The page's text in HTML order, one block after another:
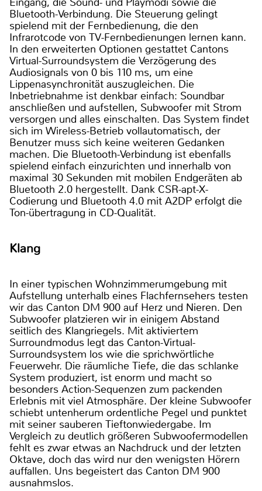
Bluetooth-Verbindung. Die Steuerung gelingt
spielend mit der Fernbedienung, die den
Infrarotcode von TV-Fernbedienungen lernen kann.
In den erweiterten Optionen gestattet Cantons
Virtual-Surroundsystem die Verzögerung des
Audiosignals von 0 bis 110 ms, um eine
Lippenasynchronität auszugleichen. Die
Inbetriebnahme ist denkbar einfach: Soundbar
anschließen und aufstellen, Subwoofer mit Strom
versorgen und alles einschalten. Das System findet
sich im Wireless-Betrieb vollautomatisch, der
Benutzer muss sich keine weiteren Gedanken
machen. Die Bluetooth-Verbindung ist ebenfalls
spielend einfach einzurichten und innerhalb von
maximal 30 Sekunden mit mobilen Endgeräten ab
Bluetooth 2.0 hergestellt. Dank CSR-apt-X-
Codierung und Bluetooth 4.0 mit A2DP erfolgt die
Ton-übertragung in CD-Qualität.
Klang
In einer typischen Wohnzimmerumgebung mit
Aufstellung unterhalb eines Flachfernsehers testen
wir das Canton DM 900 auf Herz und Nieren. Den
Subwoofer platzieren wir in einigem Abstand
seitlich des Klangriegels. Mit aktiviertem
Surroundmodus legt das Canton-Virtual-
Surroundsystem los wie die sprichwörtliche
Feuerwehr. Die räumliche Tiefe, die das schlanke
System produziert, ist enorm und macht so
besonders Action-Sequenzen zum packenden
Erlebnis mit viel Atmosphäre. Der kleine Subwoofer
schiebt untenherum ordentliche Pegel und punktet
mit seiner sauberen Tieftonwiedergabe. Im
Vergleich zu deutlich größeren Subwoofermodellen
fehlt es zwar etwas an Nachdruck und der letzten
Oktave, doch das wird nur den wenigsten Hörern
auffallen. Uns begeistert das Canton DM 900
ausnahmslos.